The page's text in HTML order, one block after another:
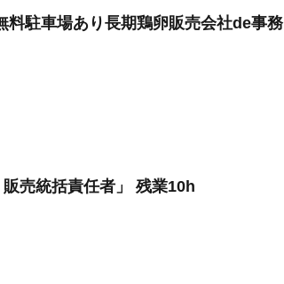
料駐車場あり長期鶏卵販売会社de事務
売統括責任者」 残業10h